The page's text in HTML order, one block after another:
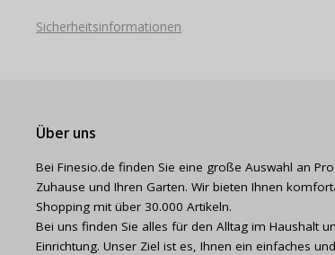
Sicherheitsinformationen
Über uns
Bei Finesio.de finden Sie eine große Auswahl an
Zuhause und Ihren Garten. Wir bieten Ihnen
Shopping mit über 30.000 Artikeln.
Bei uns finden Sie alles für den Alltag im Haushalt
Einrichtung. Unser Ziel ist es, Ihnen ein einfaches